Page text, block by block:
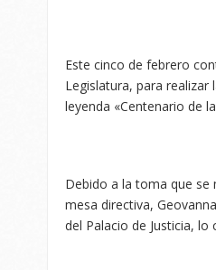
Este cinco de febrero
Legislatura, para
leyenda «Centenario de
Debido a la toma que se
mesa directiva,
del Palacio de Justicia,